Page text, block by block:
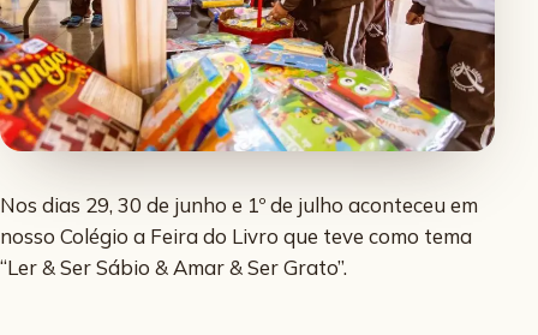
Nos dias 29, 30 de junho e 1º de julho aconteceu em
nosso Colégio a Feira do Livro que teve como tema
“Ler & Ser Sábio & Amar & Ser Grato”.